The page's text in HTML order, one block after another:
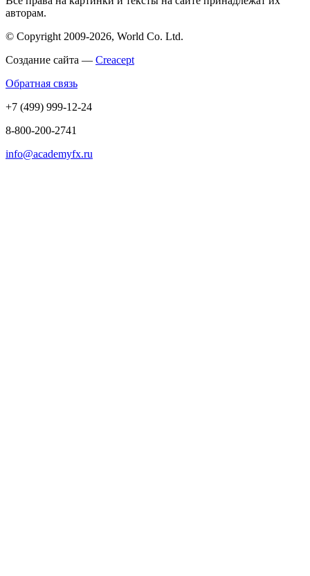
авторам.
© Copyright 2009-2026, World Co. Ltd.
Создание сайта — Creacept
Обратная связь
+7 (499) 999-12-24
8-800-200-2741
info@academyfx.ru